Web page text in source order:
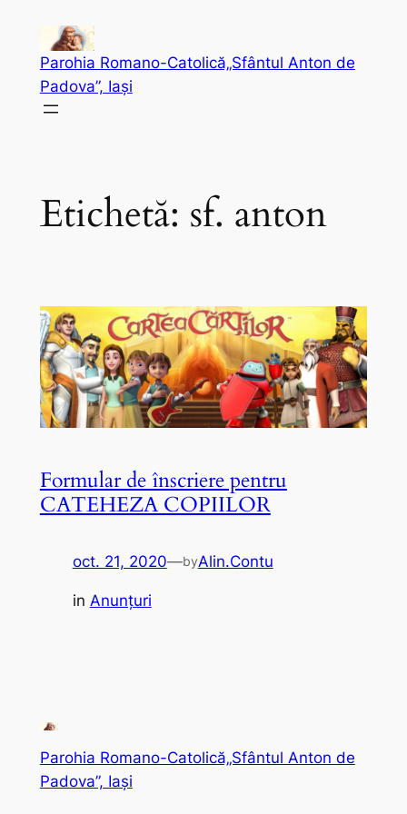
conținutParohia Romano-Catolică„Sfântul Anton de
Padova”, Iași
Etichetă: sf. anton
Formular de înscriere pentru
CATEHEZA COPIILOR
oct. 21, 2020—byAlin.Contu
in Anunțuri
Parohia Romano-Catolică„Sfântul Anton de
Padova”, Iași